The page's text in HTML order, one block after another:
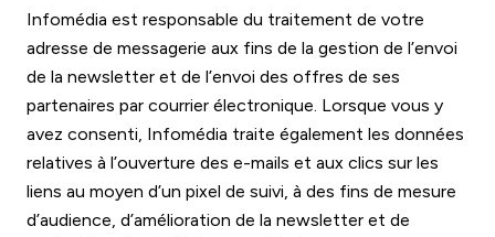
Infomédia est responsable du traitement de votre
adresse de messagerie aux fins de la gestion de l’envoi
de la newsletter et de l’envoi des offres de ses
partenaires par courrier électronique. Lorsque vous y
avez consenti, Infomédia traite également les données
relatives à l’ouverture des e-mails et aux clics sur les
liens au moyen d’un pixel de suivi, à des fins de mesure
d’audience, d’amélioration de la newsletter et de